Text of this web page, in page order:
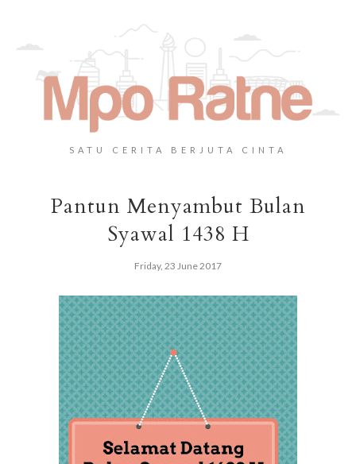
SATU CERITA BERJUTA CINTA
Pantun Menyambut Bulan
Syawal 1438 H
Friday, 23 June 2017